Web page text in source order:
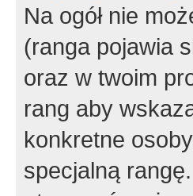
Na ogół nie
(ranga pojawia
oraz w twoim
rang aby
konkretne
specjalną